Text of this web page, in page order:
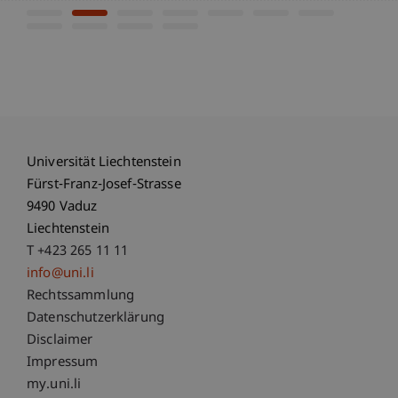
Universität Liechtenstein
Fürst-Franz-Josef-Strasse
9490 Vaduz
Liechtenstein
T +423 265 11 11
info@uni.li
Fußzeile Rechtliche Hinweise
Rechtssammlung
Datenschutzerklärung
Disclaimer
Impressum
Fußzeile Subdomain-Verzeichnis
my.uni.li